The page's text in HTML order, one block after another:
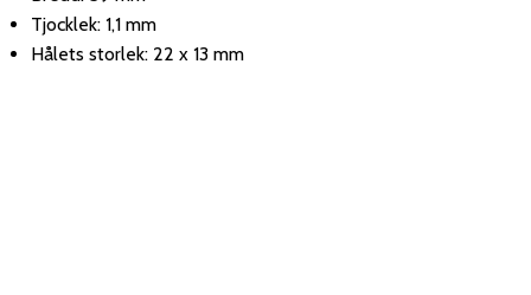
Tjocklek: 1,1 mm
Hålets storlek: 22 x 13 mm